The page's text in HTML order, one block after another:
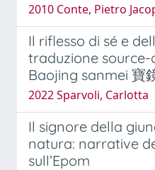
2010 Conte, Pietro
Il riflesso di sé e
traduzione
Baojing sanmei 寶
2022 Sparvoli, Carlotta
Il signore della
natura: narrative
sull’Epom